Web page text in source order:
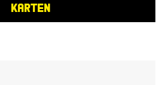
KARTEN